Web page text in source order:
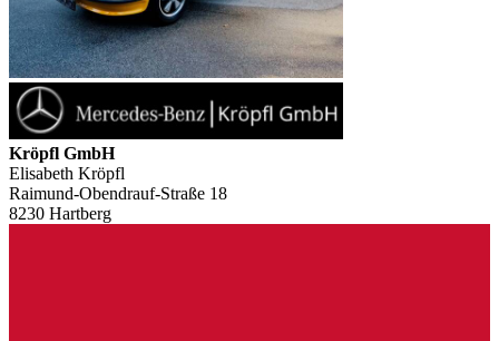
Kröpfl GmbH
Elisabeth Kröpfl
Raimund-Obendrauf-Straße 18
8230 Hartberg